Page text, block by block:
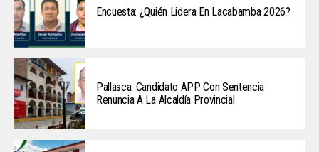
Encuesta: ¿Quién Lidera En Lacabamba 2026?
Pallasca: Candidato APP Con Sentencia
Renuncia A La Alcaldía Provincial